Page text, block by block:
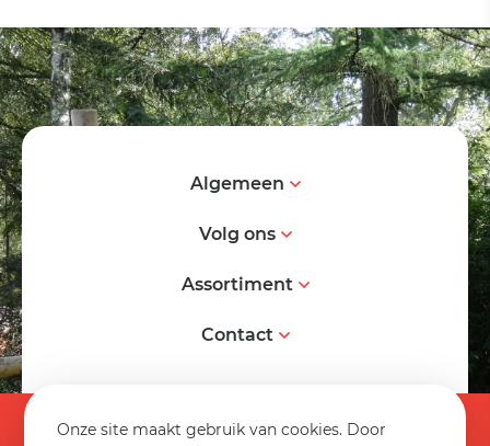
Onze site maakt gebruik van cookies. Door
Algemeen
Volg ons
Assortiment
Contact